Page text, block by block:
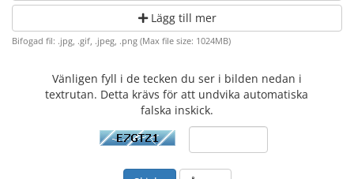
Lägg till mer
Bifogad fil: .jpg, .gif, .jpeg, .png (Max file size: 1024MB)
Vänligen fyll i de tecken du ser i bilden nedan i
textrutan. Detta krävs för att undvika automatiska
falska inskick.